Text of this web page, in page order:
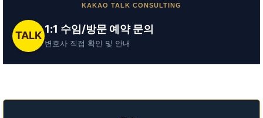
KAKAO TALK CONSULTING
TALK
1:1 수임/방문 예약 문의
변호사 직접 확인 및 안내